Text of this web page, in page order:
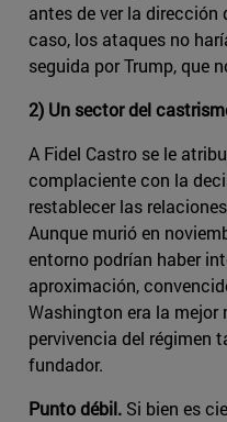
antes de ver la
caso, los ataques no
seguida por Trump, que
2) Un sector del
A Fidel Castro se le
complaciente con la
restablecer las
Aunque murió en
entorno podrían haber
aproximación,
Washington era la mejor
pervivencia del régimen
fundador.
Punto débil. Si bien es